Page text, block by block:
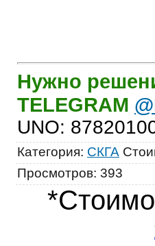
Нужно
TELEGRAM
UNO:
Категория: СКГА
Просмотров: 393